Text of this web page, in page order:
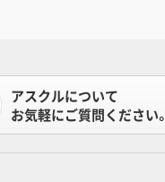
アスクルについて
お気軽にご質問ください。